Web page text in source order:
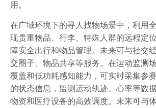
用。
在广域环境下的寻人找物场景中，利用
现贵重物品、行李、特殊人群的远程定
障安全出行和物品管理。未来可与社交
交圈子、物品共享等服务。在运动监测
覆盖和低功耗感知能力，可实时采集参
的状态信息，监测运动轨迹、心率等数
物资和医疗设备的高效调度。未来可与